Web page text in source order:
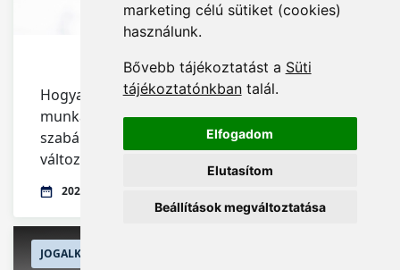
marketing célú sütiket (cookies)
használunk.
Bővebb tájékoztatást a Süti
tájékoztatónkbantalál.
Elfogadom
Elutasítom
Beállítások megváltoztatása
Hogyan érintik a gyermektartási díj
munkabérből történő letiltását a vonatkozó
szabályok júliustól hatályos, jól ismert
változásai?
2025.09.01.
JOGALKOTÁS